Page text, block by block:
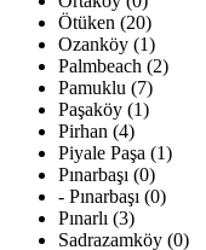
Ötüken (20)
Ozanköy (1)
Palmbeach (2)
Pamuklu (7)
Paşaköy (1)
Pirhan (4)
Piyale Paşa (1)
Pınarbaşı (0)
- Pınarbaşı (0)
Pınarlı (3)
Sadrazamköy (0)